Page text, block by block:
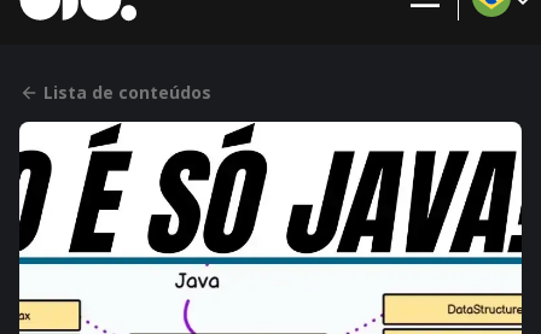
Lista de conteúdos